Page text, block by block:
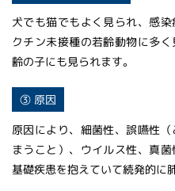
犬でも猫でもよく見られ、感
クチン未接種の若齢動物に多
齢の子にも見られます。
③ 原因
原因により、細菌性、誤嚥性
まうこと）、ウイルス性、真菌
基礎疾患を抱えていて続発的に